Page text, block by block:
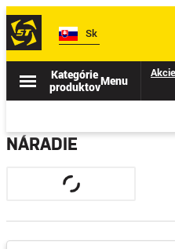
Sk
Kategórie
produktovMenu
Akcie
NÁRADIE